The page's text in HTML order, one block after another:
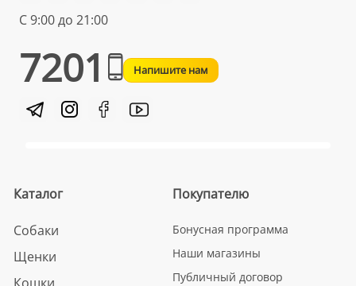
С 9:00 до 21:00
7201 Напишите нам
Каталог
Собаки
Щенки
Кошки
Покупателю
Бонусная программа
Наши магазины
Публичный договор